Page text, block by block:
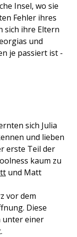
Insel, wo sie
Fehler ihres
sich ihre Eltern
und
je passiert ist -
sich Julia
und lieben
erste Teil der
kaum zu
und Matt
vor dem
Diese
unter einer